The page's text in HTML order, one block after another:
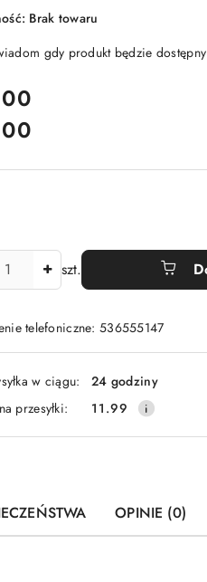
Brak towaru
gdy produkt będzie dostępny
szt.
telefoniczne: 536555147
w ciągu:
24 godziny
przesyłki:
11.99
OPINIE (0)